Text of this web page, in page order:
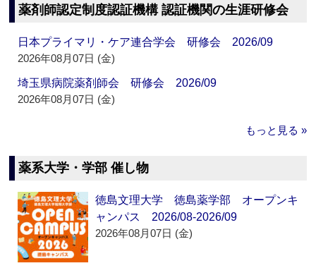
薬剤師認定制度認証機構 認証機関の生涯研修会
日本プライマリ・ケア連合学会 研修会 2026/09
2026年08月07日 (金)
埼玉県病院薬剤師会 研修会 2026/09
2026年08月07日 (金)
もっと見る »
薬系大学・学部 催し物
徳島文理大学 徳島薬学部 オープンキ
ャンパス 2026/08-2026/09
2026年08月07日 (金)